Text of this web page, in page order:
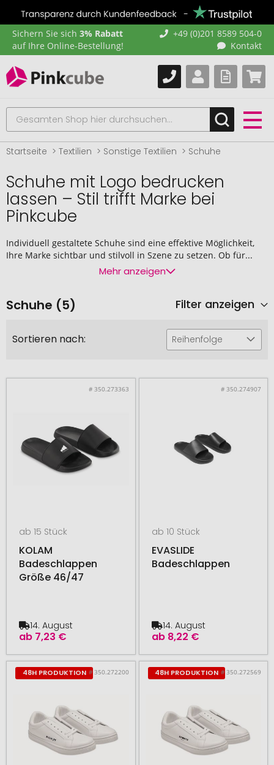
Sichern Sie sich 3% Rabatt
auf Ihre Online-Bestellung!
+49 (0)201 8589 504-0
Kontakt
Startseite Textilien Sonstige Textilien Schuhe
Schuhe mit Logo bedrucken
lassen – Stil trifft Marke bei
Pinkcube
Individuell gestaltete Schuhe sind eine effektive Möglichkeit,
Ihre Marke sichtbar und stilvoll in Szene zu setzen. Ob für...
Mehr anzeigen
Schuhe (5) Filter anzeigen
Sortieren nach: Reihenfolge
# 350.273363
ab 15 Stück
KOLAM
Badeschlappen
Größe 46/47
ab 7,23 €
14. August
# 350.274907
ab 10 Stück
EVASLIDE
Badeschlappen
ab 8,22 €
14. August
48H PRODUKTION # 350.272200 48H PRODUKTION # 350.272569